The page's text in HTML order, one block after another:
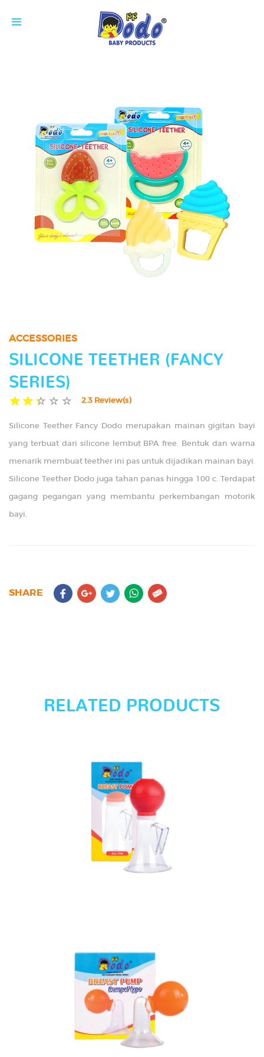
HOME
SOOTHER
COTTON BUDS
ACCESSORIES
BREAST PAD
CONTACT US
ACCESSORIES
SILICONE TEETHER (FANCY
SERIES)
2.3 Review(s)
Silicone Teether Fancy Dodo merupakan mainan gigitan bayi
yang terbuat dari silicone lembut BPA free. Bentuk dan warna
menarik membuat teether ini pas untuk dijadikan mainan bayi.
Silicone Teether Dodo juga tahan panas hingga 100 c. Terdapat
gagang pegangan yang membantu perkembangan motorik
bayi.
SHARE
RELATED PRODUCTS